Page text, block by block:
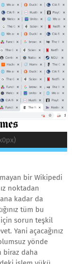
bir Wikipedi
noktadan
kadar da
tüm bu
için sorun teşkil
Yani açacağınız
yönde
biraz daha